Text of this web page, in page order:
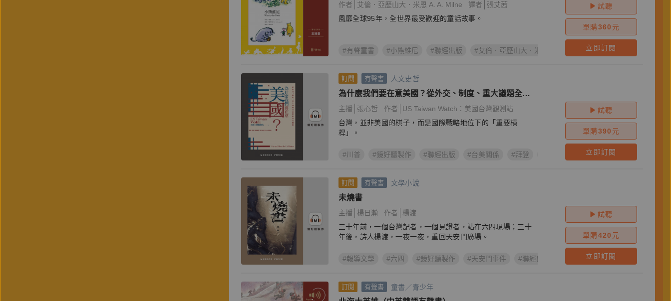
作者 艾倫．亞歷山大．米恩 A. A. Milne 譯者
張艾茜
風靡全球95年，全世界最受歡迎的童話故事。
#有聲童書 #小熊維尼 #聯經出版 #艾倫．亞歷山大．米恩 #Winnie-the-Pooh
試聽
單購360 元
立即訂閱
訂閱 有聲書 人文史哲
為什麼我們要在意美國？從外交、制度、重大議題全面
解析台美關係
主播 張心哲 作者
US Taiwan Watch：美國台灣觀測站
台灣，並非美國的棋子，而是國際戰略地位下的「重要槓
桿」。
#川普 #鏡好聽製作 #聯經出版 #台美關係 #拜登 #國際政治 #陳方隅
試聽
單購390 元
立即訂閱
訂閱 有聲書 文學小說
未燒書
主播 楊日瀚 作者
楊渡
三十年前，一個台灣記者，一個見證者，站在六四現場；三十
年後，詩人楊渡，一夜一夜，重回天安門廣場。
#報導文學 #六四 #鏡好聽製作 #天安門事件 #聯經出版 #中國近代史
試聽
單購420 元
立即訂閱
訂閱 有聲書 童書／青少年